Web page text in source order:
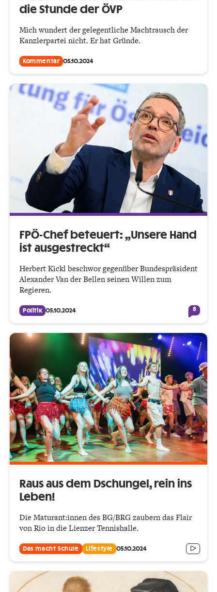
die Stunde der ÖVP
Mich wundert der gelegentliche Machtrausch der
Kanzlerpartei nicht. Er hat Gründe.
Kommentar 05.10.2024
FPÖ-Chef beteuert: „Unsere Hand
ist ausgestreckt“
Herbert Kickl beschwor gegenüber Bundespräsident
Alexander Van der Bellen seinen Willen zum
Regieren.
Politik 05.10.2024 8
Raus aus dem Dschungel, rein ins
Leben!
Die Maturant:innen des BG/BRG zaubern das Flair
von Rio in die Lienzer Tennishalle.
Das macht Schule Lifestyle 05.10.2024